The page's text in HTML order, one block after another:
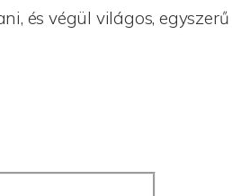
és végül világos, egyszerű